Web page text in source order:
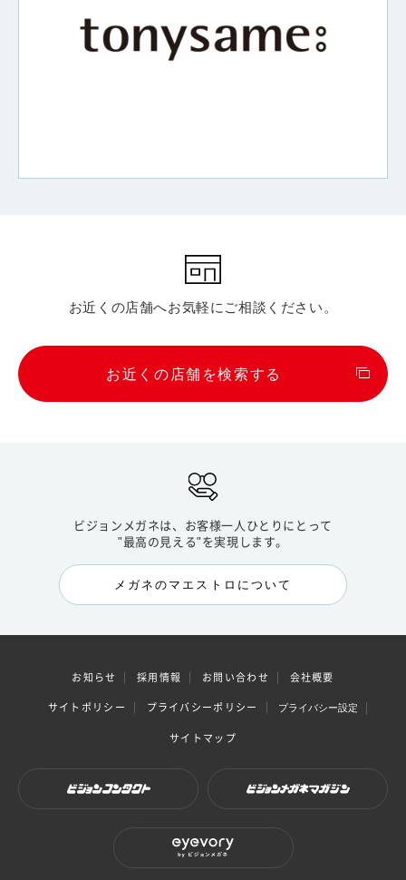
お近くの店舗へお気軽にご相談ください。
お近くの店舗を検索する
ビジョンメガネは、お客様一人ひとりにとって
"最高の見える"を実現します。
メガネのマエストロについて
お知らせ 採用情報 お問い合わせ 会社概要
サイトポリシー プライバシーポリシー プライバシー設定
サイトマップ